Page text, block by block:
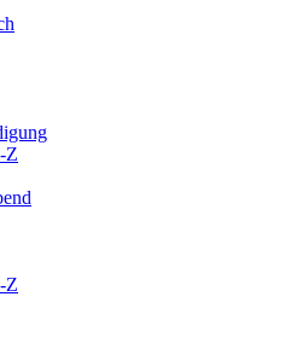
Z
Z